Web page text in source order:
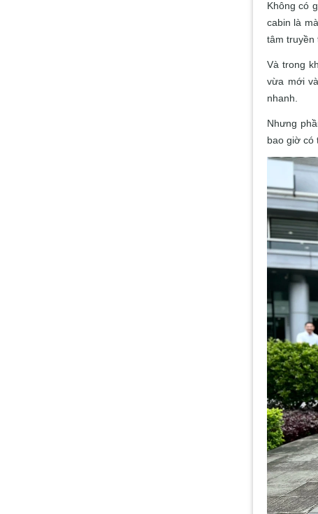
Không có
cabin là
tâm truyền
Và trong
vừa mới
nhanh.
Nhưng
bao giờ có